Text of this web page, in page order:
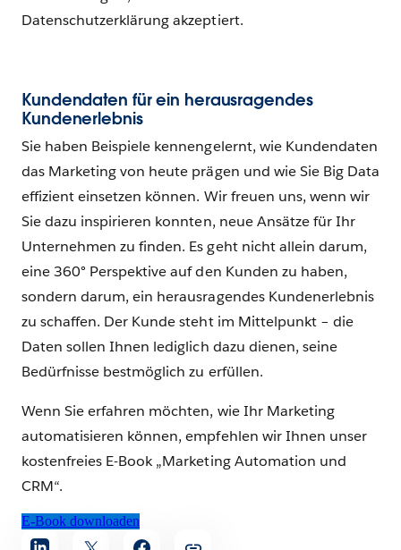
Datenschutzerklärung akzeptiert.
Kundendaten für ein herausragendes
Kundenerlebnis
Sie haben Beispiele kennengelernt, wie Kundendaten
das Marketing von heute prägen und wie Sie Big Data
effizient einsetzen können. Wir freuen uns, wenn wir
Sie dazu inspirieren konnten, neue Ansätze für Ihr
Unternehmen zu finden. Es geht nicht allein darum,
eine 360° Perspektive auf den Kunden zu haben,
sondern darum, ein herausragendes Kundenerlebnis
zu schaffen. Der Kunde steht im Mittelpunkt – die
Daten sollen Ihnen lediglich dazu dienen, seine
Bedürfnisse bestmöglich zu erfüllen.
Wenn Sie erfahren möchten, wie Ihr Marketing
automatisieren können, empfehlen wir Ihnen unser
kostenfreies E-Book „Marketing Automation und
CRM“.
E-Book downloaden
Artikel